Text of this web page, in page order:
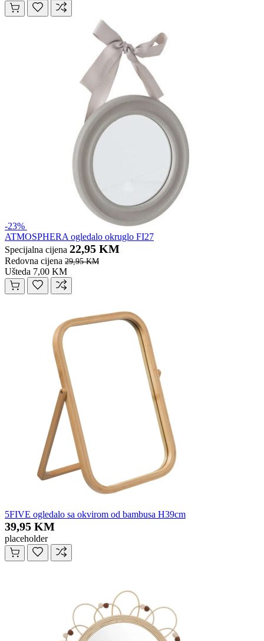
-23%
ATMOSPHERA ogledalo okruglo FI27
Specijalna cijena 22,95 KM
Redovna cijena 29,95 KM
Ušteda 7,00 KM
5FIVE ogledalo sa okvirom od bambusa H39cm
39,95 KM
placeholder